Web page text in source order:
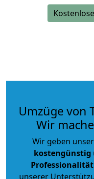
Umzüge von
Wir
Wir geben
kostengünstig
Professionalität
unserer